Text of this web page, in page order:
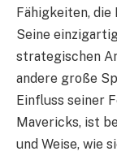
Fähigkeiten, die
Seine
strategischen
andere große
Einfluss seiner
Mavericks, ist
und Weise, wie